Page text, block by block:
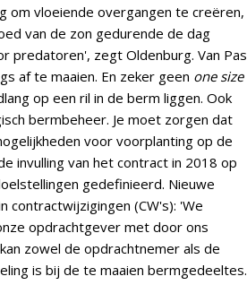
om vloeiende overgangen te creëren,
van de zon gedurende de dag
predatoren', zegt Oldenburg. Van Pas
af te maaien. En zeker geen one size
op een ril in de berm liggen. Ook
bermbeheer. Je moet zorgen dat
voor voorplanting op de
invulling van het contract in 2018 op
gedefinieerd. Nieuwe
contractwijzigingen (CW's): 'We
opdrachtgever met door ons
zowel de opdrachtnemer als de
is bij de te maaien bermgedeeltes.